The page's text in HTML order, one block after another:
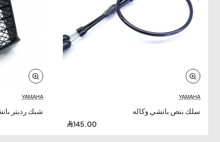
YAMAHA
سلك بنص بانشي وكاله
145.00
YAMAHA
شبك رديتر